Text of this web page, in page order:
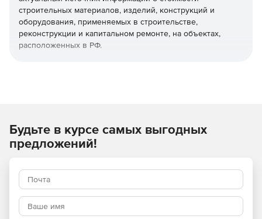
строительных материалов, изделий, конструкций и
оборудования, применяемых в строительстве,
реконструкции и капитальном ремонте, на объектах,
расположенных в РФ.
объектов, расположенных в Российской Федерации.
Будьте в курсе самых выгодных
предложений!